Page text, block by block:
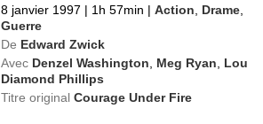
8 janvier 1997 | 1h 57min | Action Drame
Guerre
De Edward Zwick
Avec Denzel Washington Meg Ryan
Lou
Diamond Phillips
Titre originalCourage Under Fire